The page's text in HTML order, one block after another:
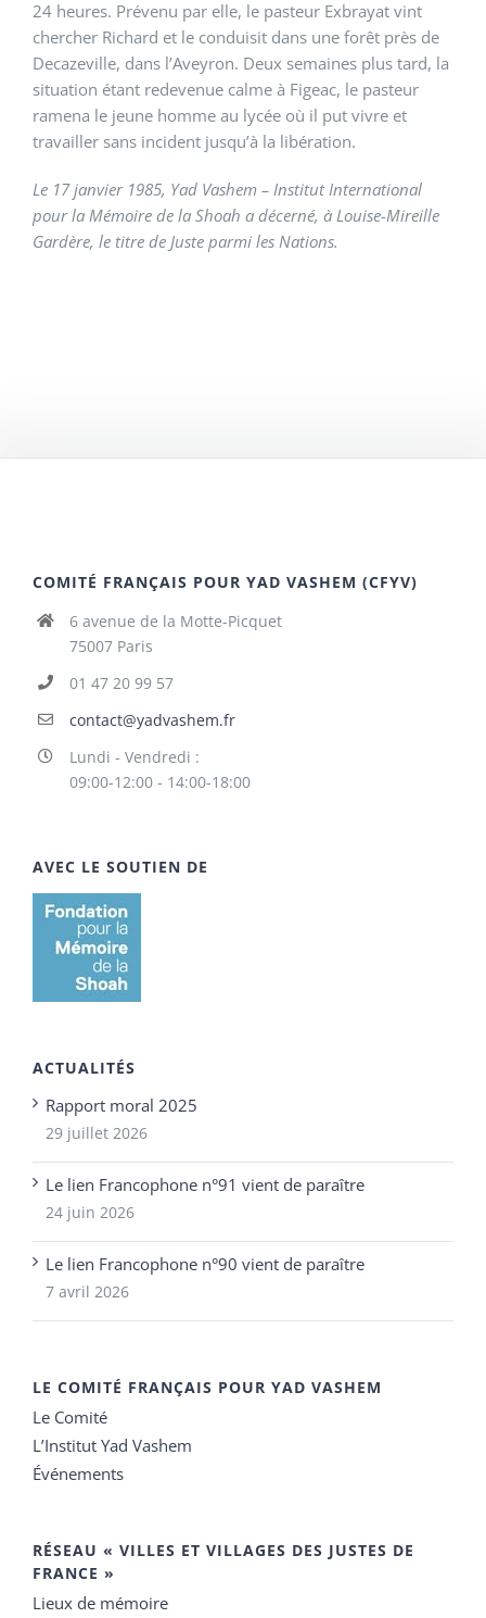
24 heures. Prévenu par elle, le pasteur Exbrayat vint
chercher Richard et le conduisit dans une forêt près de
Decazeville, dans l’Aveyron. Deux semaines plus tard, la
situation étant redevenue calme à Figeac, le pasteur
ramena le jeune homme au lycée où il put vivre et
travailler sans incident jusqu’à la libération.
Le 17 janvier 1985, Yad Vashem – Institut International
pour la Mémoire de la Shoah a décerné, à Louise-Mireille
Gardère, le titre de Juste parmi les Nations.
COMITÉ FRANÇAIS POUR YAD VASHEM (CFYV)
6 avenue de la Motte-Picquet
75007 Paris
01 47 20 99 57
contact@yadvashem.fr
Lundi - Vendredi :
09:00-12:00 - 14:00-18:00
AVEC LE SOUTIEN DE
ACTUALITÉS
Rapport moral 2025
29 juillet 2026
Le lien Francophone n°91 vient de paraître
24 juin 2026
Le lien Francophone n°90 vient de paraître
7 avril 2026
LE COMITÉ FRANÇAIS POUR YAD VASHEM
Le Comité
L’Institut Yad Vashem
Événements
RÉSEAU « VILLES ET VILLAGES DES JUSTES DE
FRANCE »
Lieux de mémoire